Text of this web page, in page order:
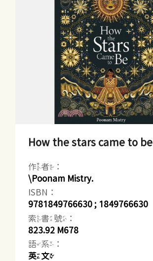
How the stars came to be
作者：
\Poonam Mistry.
ISBN：
9781849766630 ; 1849766630
索書號：
823.92 M678
語系：
英文